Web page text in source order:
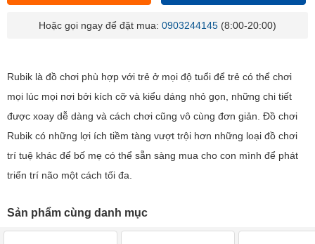
Hoặc gọi ngay để đặt mua: 0903244145 (8:00-20:00)
Rubik là đồ chơi phù hợp với trẻ ở mọi độ tuổi để trẻ có thể chơi
mọi lúc mọi nơi bởi kích cỡ và kiểu dáng nhỏ gọn, những chi tiết
được xoay dễ dàng và cách chơi cũng vô cùng đơn giản. Đồ chơi
Rubik có những lợi ích tiềm tàng vượt trội hơn những loại đồ chơi
trí tuệ khác để bố mẹ có thể sẵn sàng mua cho con mình để phát
triển trí não một cách tối đa.
Sản phẩm cùng danh mục